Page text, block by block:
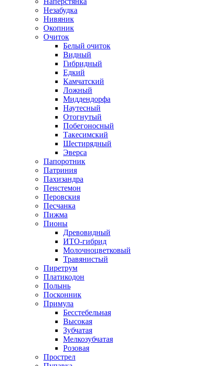
Незабудка
Нивяник
Окопник
Очиток
Белый очиток
Видный
Гибридный
Едкий
Камчатский
Ложный
Миддендорфа
Наутесный
Отогнутый
Побегоносный
Такесимский
Шестирядный
Эверса
Папоротник
Патриния
Пахизандра
Пенстемон
Перовския
Песчанка
Пижма
Пионы
Древовидный
ИТО-гибрид
Молочноцветковый
Травянистый
Пиретрум
Платикодон
Полынь
Посконник
Примула
Бесстебельная
Высокая
Зубчатая
Мелкозубчатая
Розовая
Прострел